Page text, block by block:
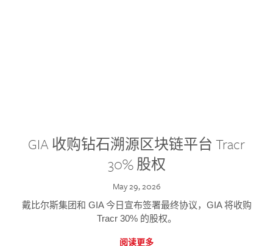
GIA 收购钻石溯源区块链平台 Tracr
30% 股权
May 29, 2026
戴比尔斯集团和 GIA 今日宣布签署最终协议，GIA 将收购
Tracr 30% 的股权。
阅读更多